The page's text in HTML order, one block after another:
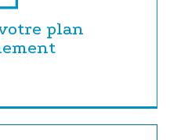
plan